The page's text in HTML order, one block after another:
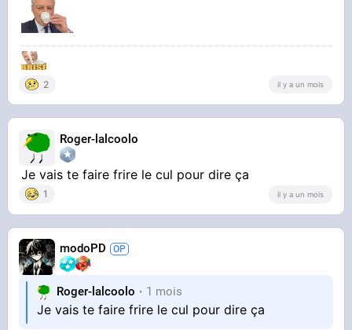
2 il y a un mois
Roger-lalcoolo
Je vais te faire frire le cul pour dire ça
1 il y a un mois
modoPD
Roger-lalcoolo 1 mois
Je vais te faire frire le cul pour dire ça